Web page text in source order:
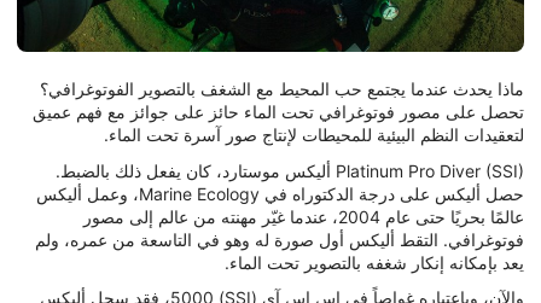
ماذا يحدث عندما يجتمع حب المحيط مع الشغف بالتصوير الفوتوغرافي؟
تحصل على مصور فوتوغرافي تحت الماء حائز على جوائز مع فهم عميق
لتعقيدات النظم البيئية للمحيطات لإنتاج صور آسرة تحت الماء.
Platinum Pro Diver (SSI) أليكس موستارد، كان يفعل ذلك بالضبط.
حصل أليكس على درجة الدكتوراه في Marine Ecology، وعمل أليكس
عالمًا بحريًا حتى عام 2004، عندما غيّر مهنته من عالم إلى مصور
فوتوغرافي. التقط أليكس أول صورة له وهو في التاسعة من عمره، ولم
يعد بإمكانه إنكار شغفه بالتصوير تحت الماء.
والآن، وباعتباره غواصاً في إس إس آي (SSI) 5000، فقد سجل أليكس